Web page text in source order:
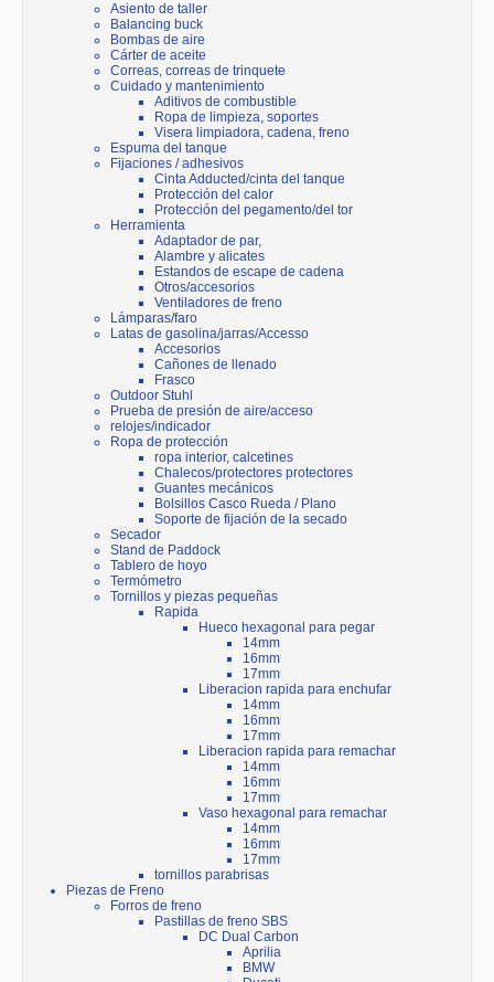
Asiento de taller
Balancing buck
Bombas de aire
Cárter de aceite
Correas, correas de trinquete
Cuidado y mantenimiento
Aditivos de combustible
Ropa de limpieza, soportes
Visera limpiadora, cadena, freno
Espuma del tanque
Fijaciones / adhesivos
Cinta Adducted/cinta del tanque
Protección del calor
Protección del pegamento/del tor
Herramienta
Adaptador de par,
Alambre y alicates
Estandos de escape de cadena
Otros/accesorios
Ventiladores de freno
Lámparas/faro
Latas de gasolina/jarras/Accesso
Accesorios
Cañones de llenado
Frasco
Outdoor Stuhl
Prueba de presión de aire/acceso
relojes/indicador
Ropa de protección
ropa interior, calcetines
Chalecos/protectores protectores
Guantes mecánicos
Bolsillos Casco Rueda / Plano
Soporte de fijación de la secado
Secador
Stand de Paddock
Tablero de hoyo
Termómetro
Tornillos y piezas pequeñas
Rapida
Hueco hexagonal para pegar
14mm
16mm
17mm
Liberacion rapida para enchufar
14mm
16mm
17mm
Liberacion rapida para remachar
14mm
16mm
17mm
Vaso hexagonal para remachar
14mm
16mm
17mm
tornillos parabrisas
Piezas de Freno
Forros de freno
Pastillas de freno SBS
DC Dual Carbon
Aprilia
BMW